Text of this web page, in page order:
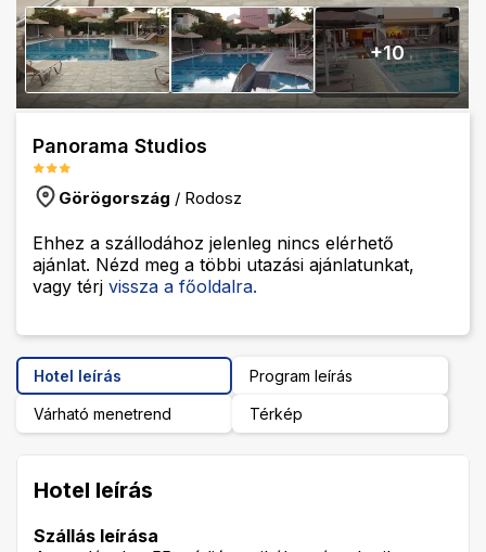
+10
Panorama Studios
Görögország / Rodosz
Ehhez a szállodához jelenleg nincs elérhető
ajánlat. Nézd meg a többi utazási ajánlatunkat,
vagy térj vissza a főoldalra.
Hotel leírás Program leírás
Várható menetrend Térkép
Hotel leírás
Szállás leírása